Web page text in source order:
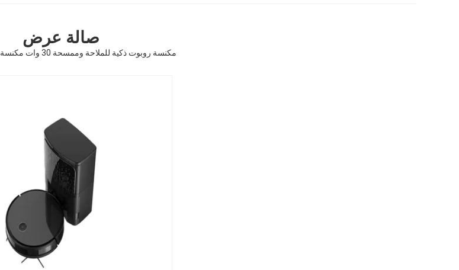
صالة عرض
مكنسة روبوت ذكية للملاحة وممسحة 30 وات مكنسة كهربائية للسجاد